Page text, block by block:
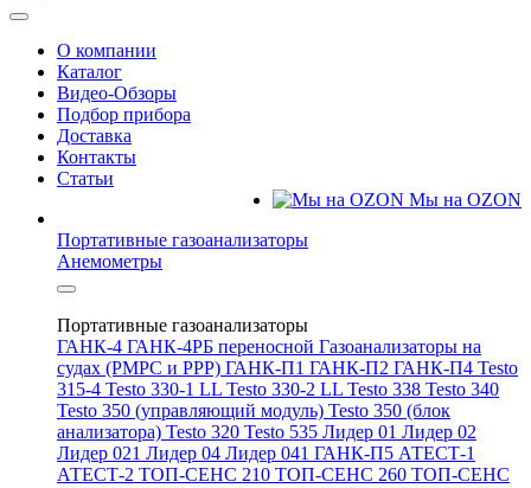
О компании
Каталог
Видео-Обзоры
Подбор прибора
Доставка
Контакты
Статьи
Мы на OZON
Портативные газоанализаторы
Анемометры
Портативные газоанализаторы
ГАНК-4 ГАНК-4РБ переносной Газоанализаторы на
судах (РМРС и РРР) ГАНК-П1 ГАНК-П2 ГАНК-П4 Testo
315-4 Testo 330-1 LL Testo 330-2 LL Testo 338 Testo 340
Testo 350 (управляющий модуль) Testo 350 (блок
анализатора) Testo 320 Testo 535 Лидер 01 Лидер 02
Лидер 021 Лидер 04 Лидер 041 ГАНК-П5 АТЕСТ-1
АТЕСТ-2 ТОП-СЕНС 210 ТОП-СЕНС 260 ТОП-СЕНС